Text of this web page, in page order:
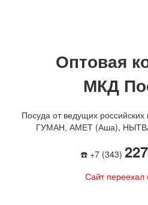
Оптовая
МКД
Посуда от ведущих
ГУМАН, АМЕТ (Аша), НЫТВА
☎️ +7 (343)
Сайт переехал